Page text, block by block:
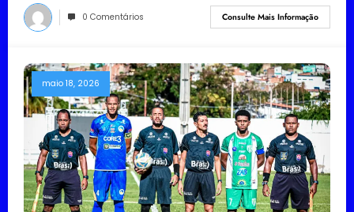
0 Comentários Consulte Mais Informação
maio 18, 2026